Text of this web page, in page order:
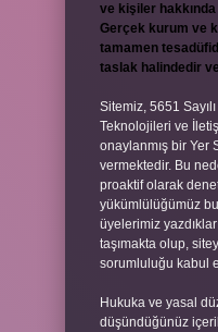
ve kişiler hakkında
Gerçek kurum ve
tamamen
taslak halindedir
Sitemiz, 5651
Teknolojileri ve
onaylanmış bir Yer
vermektedir. Bu
proaktif olarak
yükümlülüğümüz
üyelerimiz
taşımakta olup,
sorumluluğu kabul
Hukuka ve yasal
düşündüğünüz